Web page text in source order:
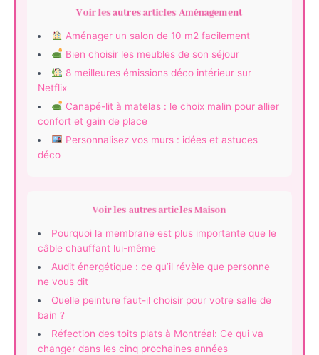
Voir les autres articles Aménagement
Aménager un salon de 10 m2 facilement
Bien choisir les meubles de son séjour
8 meilleures émissions déco intérieur sur
Netflix
Canapé-lit à matelas : le choix malin pour allier
confort et gain de place
Personnalisez vos murs : idées et astuces
déco
Voir les autres articles Maison
Pourquoi la membrane est plus importante que le
câble chauffant lui-même
Audit énergétique : ce qu’il révèle que personne
ne vous dit
Quelle peinture faut-il choisir pour votre salle de
bain ?
Réfection des toits plats à Montréal: Ce qui va
changer dans les cinq prochaines années